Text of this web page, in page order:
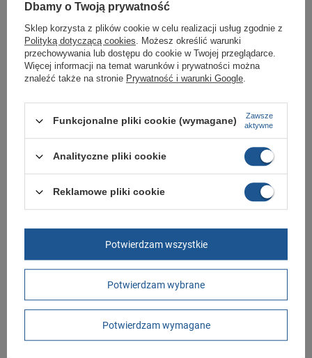
Sklep Butomania.pl to największy wybór obuwia sportowego dla całej
Twojej rodziny.
Kupując w naszym sklepie internetowym masz gwarancję, że towar jest
oryginalny i pochodzi z oficjalnej sieci dystrybucyjnej.
W ciągu 30 dni możesz dokonać zwrotu bądź wymiany towaru bez
Marka Timberland
Symbol
Zapięcie sznurowane
Szerokość towaru w
centymetrach
Więcej
20
Wysokość towaru w
centymetrach
Więcej
12
Dbamy o Twoją prywatność
Sklep korzysta z plików cookie w celu realizacji usług zgodnie z
Polityką dotyczącą cookies. Możesz określić warunki
przechowywania lub dostępu do cookie w Twojej przeglądarce.
Więcej informacji na temat warunków i prywatności można
znaleźć także na stronie Prywatność i warunki Google.
Funkcjonalne pliki cookie (wymagane)
Zawsze
aktywne
Analityczne pliki cookie
Reklamowe pliki cookie
Potwierdzam wybrane
Potwierdzam wymagane
Potwierdzam wszystkie